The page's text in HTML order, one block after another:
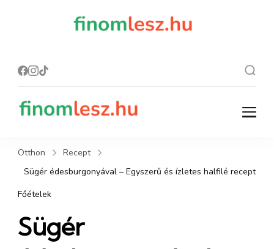
finomlesz.hu
Recept, ami finom lesz.
Otthon
Recept
Sügér édesburgonyával – Egyszerű és ízletes halfilé recept
Főételek
Sügér